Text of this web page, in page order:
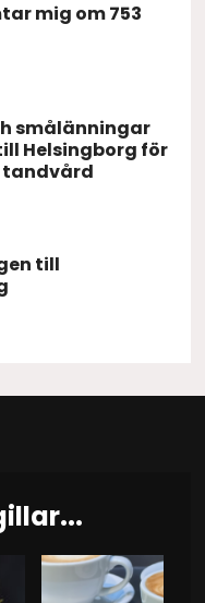
mig om 753
smålänningar
Helsingborg för
till